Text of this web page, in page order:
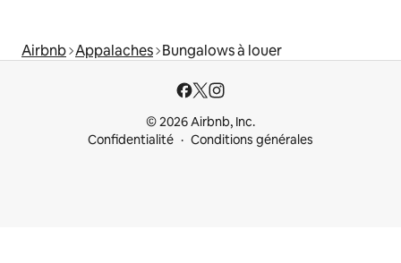
Airbnb Appalaches Bungalows à louer
© 2026 Airbnb, Inc.
Confidentialité
Conditions générales